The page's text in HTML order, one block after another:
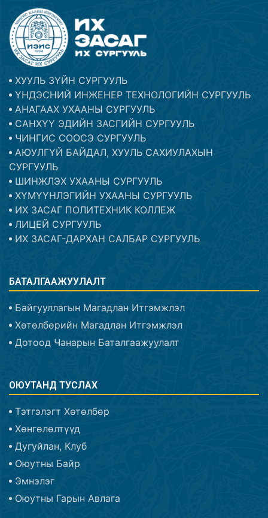
ХУУЛЬ ЗҮЙН СУРГУУЛЬ
ҮНДЭСНИЙ ИНЖЕНЕР ТЕХНОЛОГИЙН СУРГУУЛЬ
АНАГААХ УХААНЫ СУРГУУЛЬ
САНХҮҮ ЭДИЙН ЗАСГИЙН СУРГУУЛЬ
ЧИНГИС СООСЭ СУРГУУЛЬ
АЮУЛГҮЙ БАЙДАЛ, ХУУЛЬ САХИУЛАХЫН
СУРГУУЛЬ
ШИНЖЛЭХ УХААНЫ СУРГУУЛЬ
ХҮМҮҮНЛЭГИЙН УХААНЫ СУРГУУЛЬ
ИХ ЗАСАГ ПОЛИТЕХНИК КОЛЛЕЖ
ЛИЦЕЙ СУРГУУЛЬ
ИХ ЗАСАГ-ДАРХАН САЛБАР СУРГУУЛЬ
БАТАЛГААЖУУЛАЛТ
Байгууллагын Магадлан Итгэмжлэл
Хөтөлбөрийн Магадлан Итгэмжлэл
Дотоод Чанарын Баталгаажуулалт
ОЮУТАНД ТУСЛАХ
Тэтгэлэгт Хөтөлбөр
Хөнгөлөлтүүд
Дугуйлан, Клуб
Оюутны Байр
Эмнэлэг
Оюутны Гарын Авлага